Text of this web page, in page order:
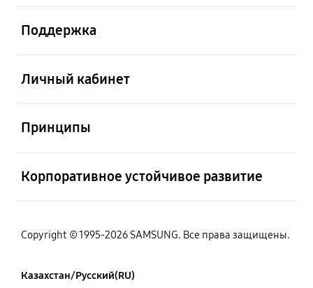
Поддержка
Личный кабинет
Принципы
Корпоративное устойчивое развитие
Copyright © 1995-2026 SAMSUNG. Все права защищены.
Казахстан/Русский(RU)